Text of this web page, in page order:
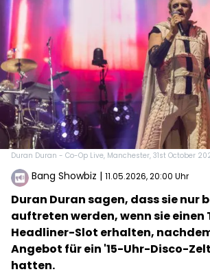
Duran Duran - Co-Op Live, Manchester, 31st October
Bang Showbiz | 11.05.2026, 20:00 Uhr
Duran Duran sagen, dass sie nur
auftreten werden, wenn sie einen
Headliner-Slot erhalten,
Angebot für ein '15-Uhr-Disco-
hatten.